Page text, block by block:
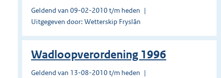
Geldend van 09-02-2010 t/m heden
Uitgegeven door: Wetterskip Fryslân
Wadloopverordening 1996
Geldend van 13-08-2010 t/m heden